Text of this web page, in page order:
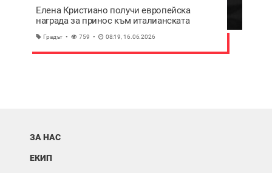
Елена Кристиано получи европейска
награда за принос към италианската
Градът 759 08:19, 16.06.2026
ЗА НАС
ЕКИП